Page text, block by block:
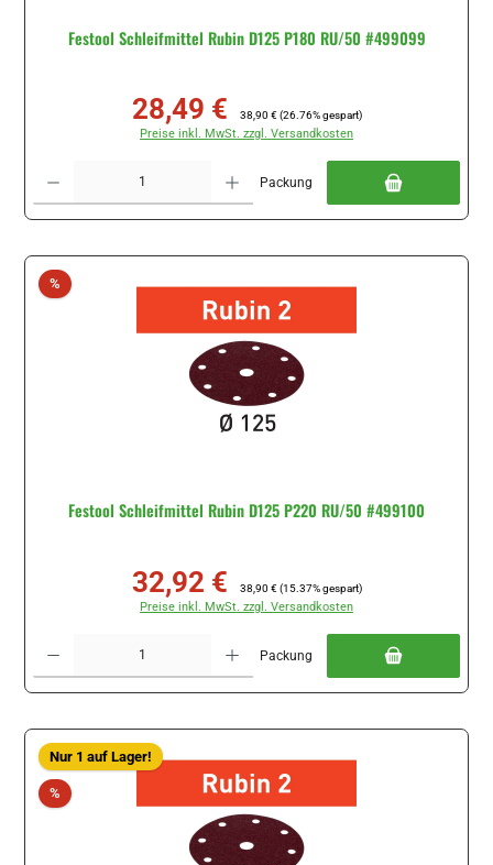
Festool Schleifmittel Rubin D125 P180 RU/50 #499099
Verkaufspreis:
28,49 € 38,90 € (26.76% gespart)
Preise inkl. MwSt. zzgl. Versandkosten
Packung
%Rabatt
Festool Schleifmittel Rubin D125 P220 RU/50 #499100
Verkaufspreis:
32,92 € 38,90 € (15.37% gespart)
Preise inkl. MwSt. zzgl. Versandkosten
Packung
Nur 1 auf Lager!
%Rabatt